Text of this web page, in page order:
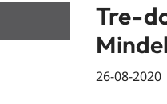
Tre-
26-08-2020